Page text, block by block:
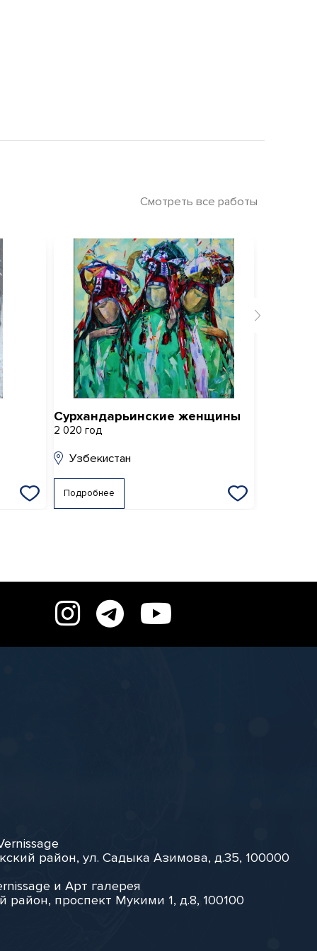
Смотреть все работы
Сурхандарьинские женщины
2 020 год
Узбекистан
Подробнее
район, ул. Садыка Азимова, д.35, 100000
и Арт галерея
район, проспект Мукими 1, д.8, 100100